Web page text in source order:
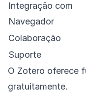
Integração com
Navegador
Colaboração
Suporte
O Zotero oferece
gratuitamente.